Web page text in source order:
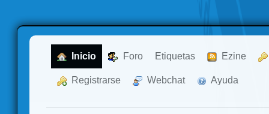
Inicio Foro Etiquetas Ezine
Registrarse Webchat Ayuda